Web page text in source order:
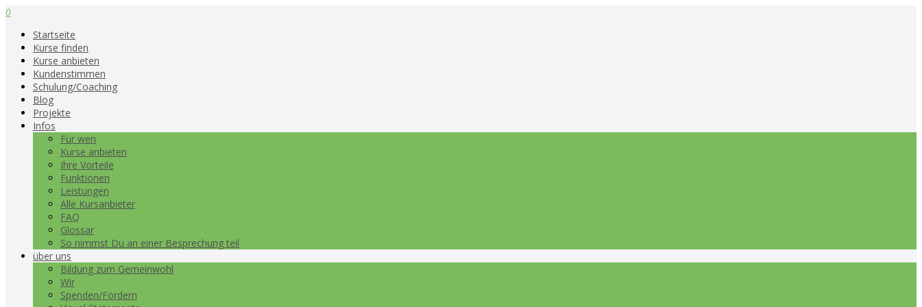
0
Startseite
Kurse finden
Kurse anbieten
Kundenstimmen
Schulung/Coaching
Blog
Projekte
Infos
Für wen
Kurse anbieten
Ihre Vorteile
Funktionen
Leistungen
Alle Kursanbieter
FAQ
Glossar
So nimmst Du an einer Besprechung teil
über uns
Bildung zum Gemeinwohl
Wir
Spenden/Fördern